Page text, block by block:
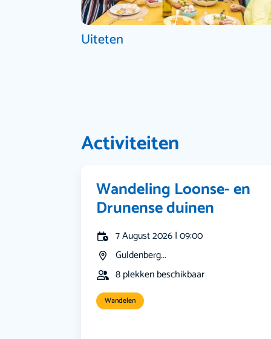
Uiteten
Activiteiten
Wandeling Loonse- en
Drunense duinen
7 August 2026 | 09:00
Guldenberg...
8 plekken beschikbaar
Wandelen